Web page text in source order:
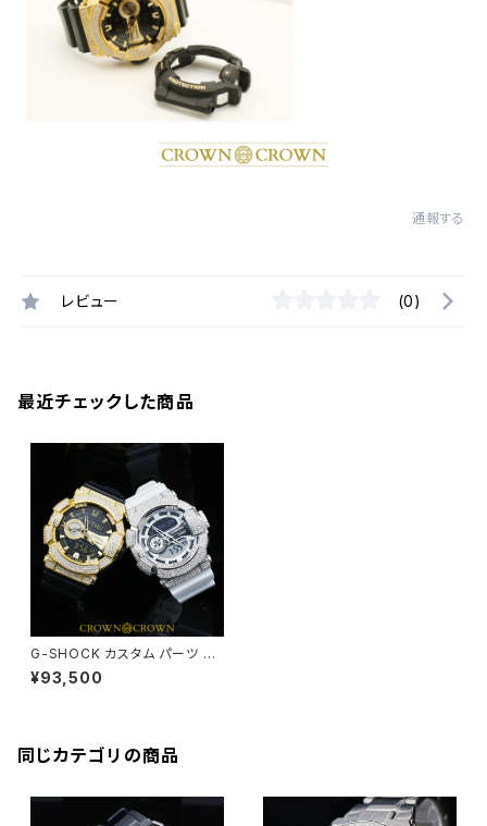
通報する
レビュー (0)
最近チェックした商品
G-SHOCK カスタム パーツ GA
¥93,500
同じカテゴリの商品